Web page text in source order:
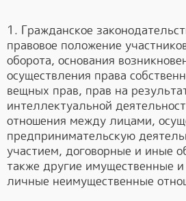
1. Гражданское
правовое положение
оборота, основания
осуществления права
вещных прав, прав на
интеллектуальной
отношения между лицами,
предпринимательскую
участием, договорные и иные
также другие имущественные
личные неимущественные